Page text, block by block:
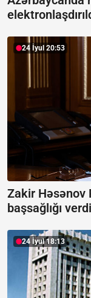
24 İyul 20:53
Zakir Həsənov
başsağlığı verdi
24 İyul 18:13